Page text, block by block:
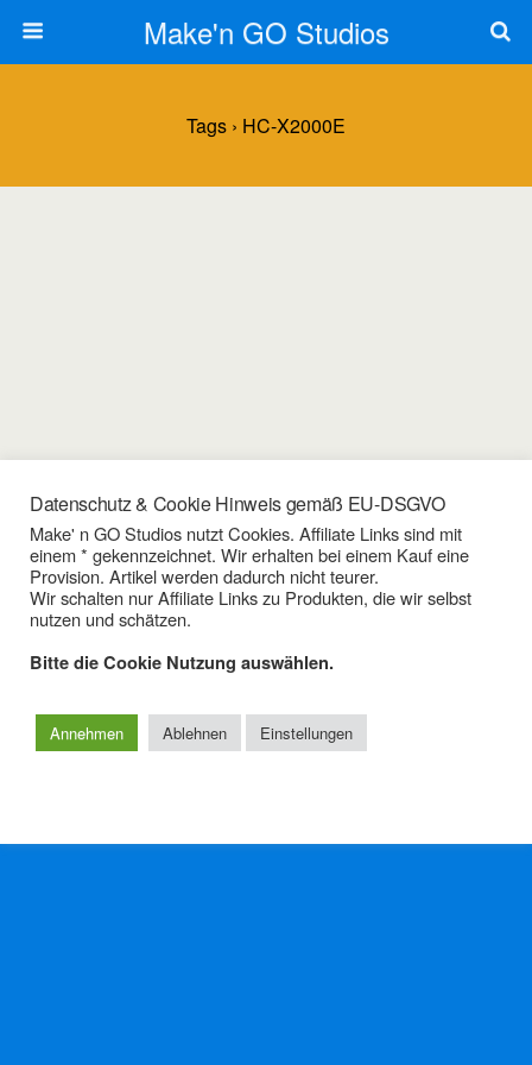
Make'n GO Studios
Tags › HC-X2000E
01/01/2022
Panasonic HC-X2000E 4K –
Digitales HighEnd für ca.1.600€
Zum Seitenanfang
Datenschutz & Cookie Hinweis gemäß EU-DSGVO
Make' n GO Studios nutzt Cookies. Affiliate Links sind mit
einem * gekennzeichnet. Wir erhalten bei einem Kauf eine
Provision. Artikel werden dadurch nicht teurer.
Wir schalten nur Affiliate Links zu Produkten, die wir selbst
nutzen und schätzen.
Bitte die Cookie Nutzung auswählen.
Annehmen Ablehnen Einstellungen